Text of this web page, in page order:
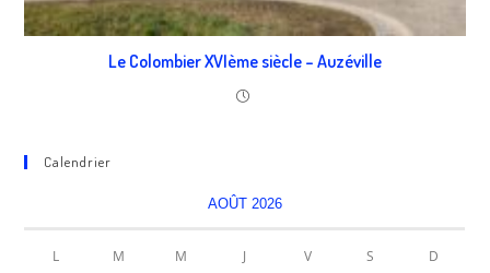
Le Colombier XVIème siècle – Auzéville
Calendrier
AOÛT 2026
L M M J V S D